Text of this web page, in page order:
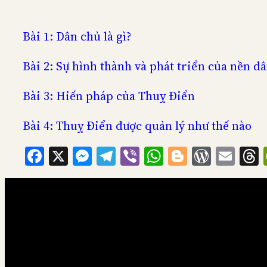
Bài 1: Dân chủ là gì?
Bài 2: Sự hình thành và phát triển của nền
Bài 3: Hiến pháp của Thuỵ Điển
Bài 4: Thuỵ Điển được quản lý như thế nào
Facebook
X Messenger
Telegram
ViberWhatsApp
Blogger